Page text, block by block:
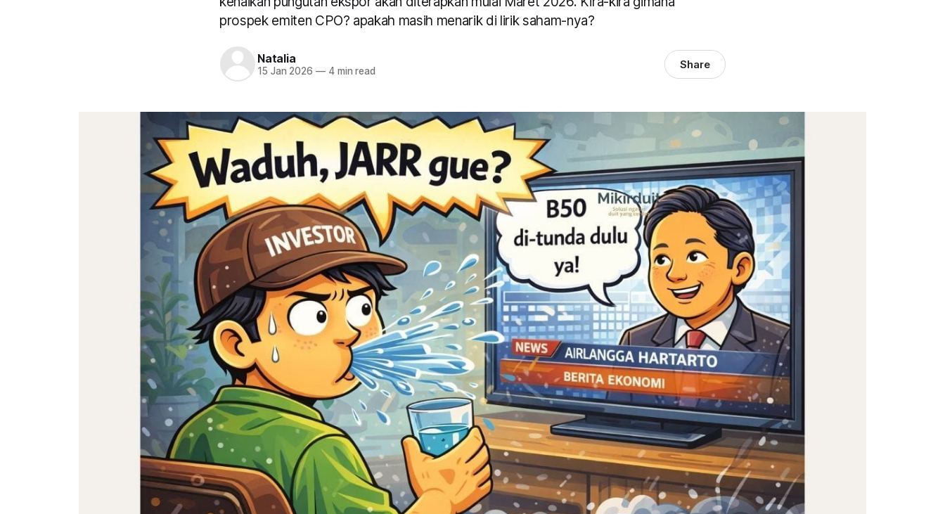
prospek emiten CPO? apakah masih menarik di lirik saham-nya?
Natalia
15 Jan 2026 —4 min read Share